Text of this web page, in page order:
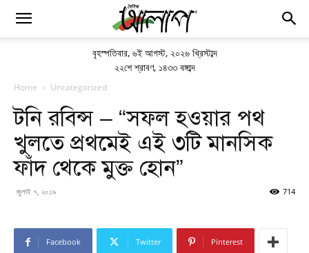
বৃহস্পতিবার, ৬ই আগস্ট, ২০২৬ খ্রিস্টাব্দ
২২শে শ্রাবণ, ১৪৩৩ বঙ্গাব্দ
Home Uncategorized
টনি রবিন্স – “সফল হওয়ার পথ
খুলতে প্রথমেই এই ৩টি মানসিক
ফাঁদ থেকে মুক্ত হোন”
জুলাই ৭, ২০১৯ 714
Facebook Twitter Pinterest